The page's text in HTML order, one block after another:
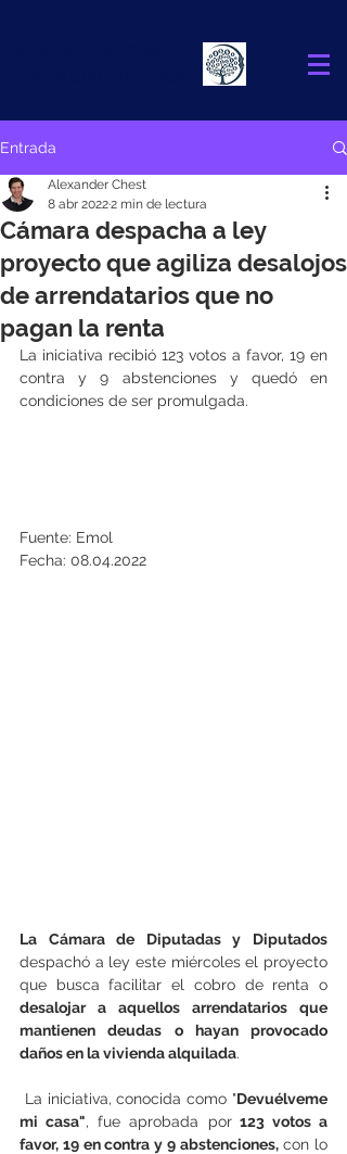
Entrada
Cámara despacha a ley
proyecto que agiliza desalojos
de arrendatarios que no
pagan la renta
Alexander Chest
8 abr 20222 min de lectura
La iniciativa recibió 123 votos a favor, 19 en
contra y 9 abstenciones y quedó en
condiciones de ser promulgada.
Fuente: Emol
Fecha: 08.04.2022
La Cámara de Diputadas y Diputados
despachó a ley este miércoles el proyecto
que busca facilitar el cobro de renta o
desalojar a aquellos arrendatarios que
mantienen deudas o hayan provocado
daños en la vivienda alquilada.
La iniciativa, conocida como "Devuélveme
mi casa", fue aprobada por 123 votos a
favor, 19 en contra y 9 abstenciones, con lo